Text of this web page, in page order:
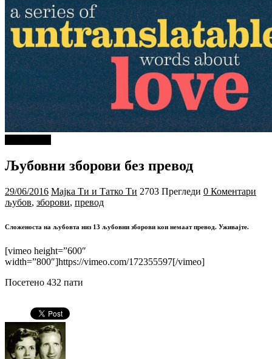
Љубовни зборови без превод
29/06/2016 Мајка Ти и Татко Ти 2703 Прегледи 0 Коментари
љубов, зборови, превод
Сложеноста на љубовта низ 13 љубовни зборови кои немаат превод. Уживајте.
[vimeo height=”600″
width=”800″]https://vimeo.com/172355597[/vimeo]
Посетено 432 пати